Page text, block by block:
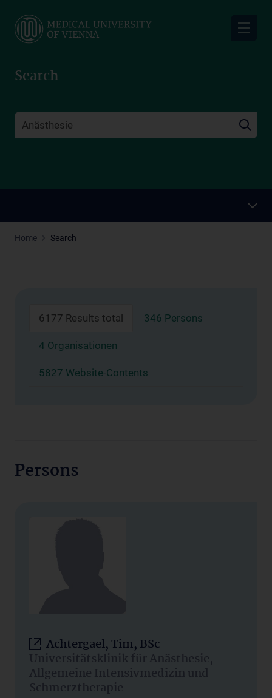
main
Search
Home Search
6177 Results total 346 Persons
4 Organisationen
5827 Website-Contents
Persons
Achtergael, Tim, BSc
Universitätsklinik für Anästhesie,
Allgemeine Intensivmedizin und
Schmerztherapie